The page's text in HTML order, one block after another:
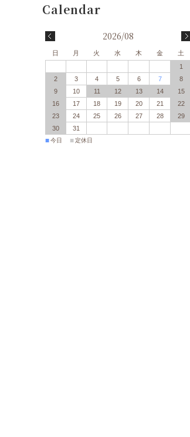
2026/08
日 月 火 水 木 金
土
1
2
3 4 5 6 7
8
9
10 11 12 13 14
15
16
17 18 19 20 21
22
23
24 25 26 27 28
29
30
31
■今日 ■定休日